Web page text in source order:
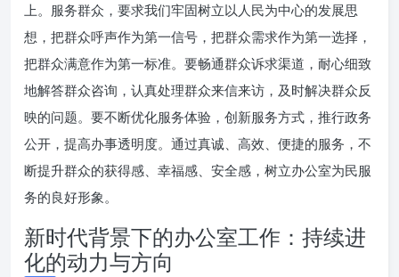
上。服务群众，要求我们牢固树立以人民为中心的发展思
想，把群众呼声作为第一信号，把群众需求作为第一选择，
把群众满意作为第一标准。要畅通群众诉求渠道，耐心细致
地解答群众咨询，认真处理群众来信来访，及时解决群众反
映的问题。要不断优化服务体验，创新服务方式，推行政务
公开，提高办事透明度。通过真诚、高效、便捷的服务，不
断提升群众的获得感、幸福感、安全感，树立办公室为民服
务的良好形象。
新时代背景下的办公室工作：持续进
化的动力与方向